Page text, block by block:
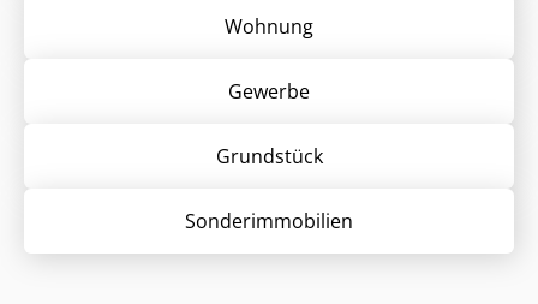
Wohnung
Gewerbe
Grund­stück
Sonder­immobilien